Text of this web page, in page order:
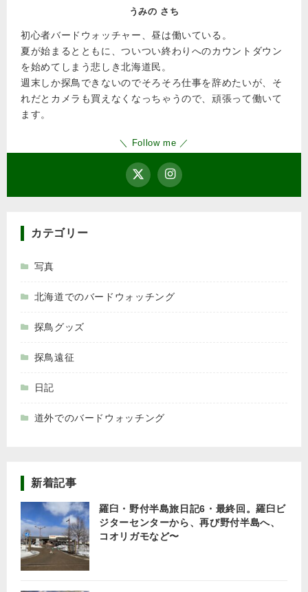
うみの さち
初心者バードウォッチャー、昼は働いている。
夏が始まるとともに、ついつい終わりへのカウントダウン
を始めてしまう悲しき北海道民。
週末しか探鳥できないのでそろそろ仕事を辞めたいが、そ
れだとカメラも買えなくなっちゃうので、頑張って働いて
ます。
＼ Follow me ／
カテゴリー
写真
北海道でのバードウォッチング
探鳥グッズ
探鳥遠征
日記
道外でのバードウォッチング
新着記事
羅臼・野付半島旅日記6・最終回。羅臼ビ
ジターセンターから、再び野付半島へ、
コオリガモなど〜